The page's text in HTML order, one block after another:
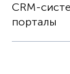
CRM-
порталы